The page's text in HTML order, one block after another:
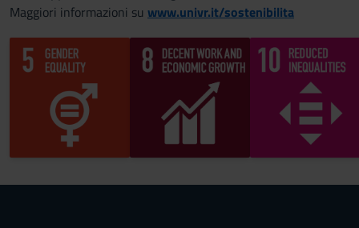
Maggiori informazioni su www.univr.it/sostenibilita